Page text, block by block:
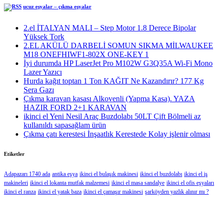
ucuz eşyalar – çıkma eşyalar
2.el İTALYAN MALI – Step Motor 1.8 Derece Bipolar
Yüksek Tork
2.EL AKÜLÜ DARBELİ SOMUN SIKMA MİLWAUKEE
M18 ONEFHIWF1-802X ONE-KEY 1
İyi durumda HP LaserJet Pro M102W G3Q35A Wi-Fi Mono
Lazer Yazıcı
Hurda kağıt toptan 1 Ton KAĞIT Ne Kazandırır? 177 Kg
Sera Gazı
Çıkma karavan kasası Alkovenli (Yapma Kasa). YAZA
HAZIR FORD 2+1 KARAVAN
ikinci el Yeni Nesil Araç Buzdolabı 50LT Çift Bölmeli az
kullanıldı sapasağlam ürün
Çıkma çatı kerestesi İnşaatlık Kerestede​​ Kolay işlenir olması
Etiketler
Adapazarı 1740 ada antika eşya ikinci el bulaşık makinesi ikinci el buzdolabı ikinci el iş
makineleri ikinci el lokanta mutfak malzemesi ikinci el masa sandalye ikinci el ofis eşyaları
ikinci el ranza ikinci el yatak baza ikinci el çamaşır makinesi şarköyden yazlık alınır mı ?